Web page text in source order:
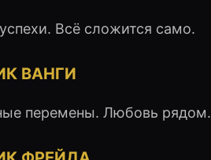
Всё сложится само.
ВАНГИ
перемены. Любовь рядом.